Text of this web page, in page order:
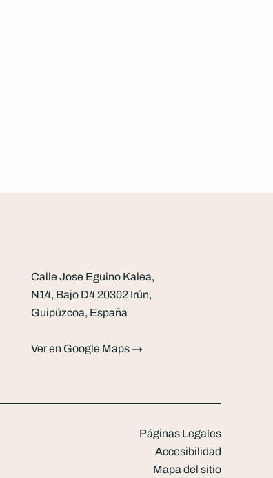
Calle Jose Eguino Kalea,
N14, Bajo D4 20302 Irún,
Guipúzcoa, España
Ver en Google Maps →
Páginas Legales
Accesibilidad
Mapa del sitio